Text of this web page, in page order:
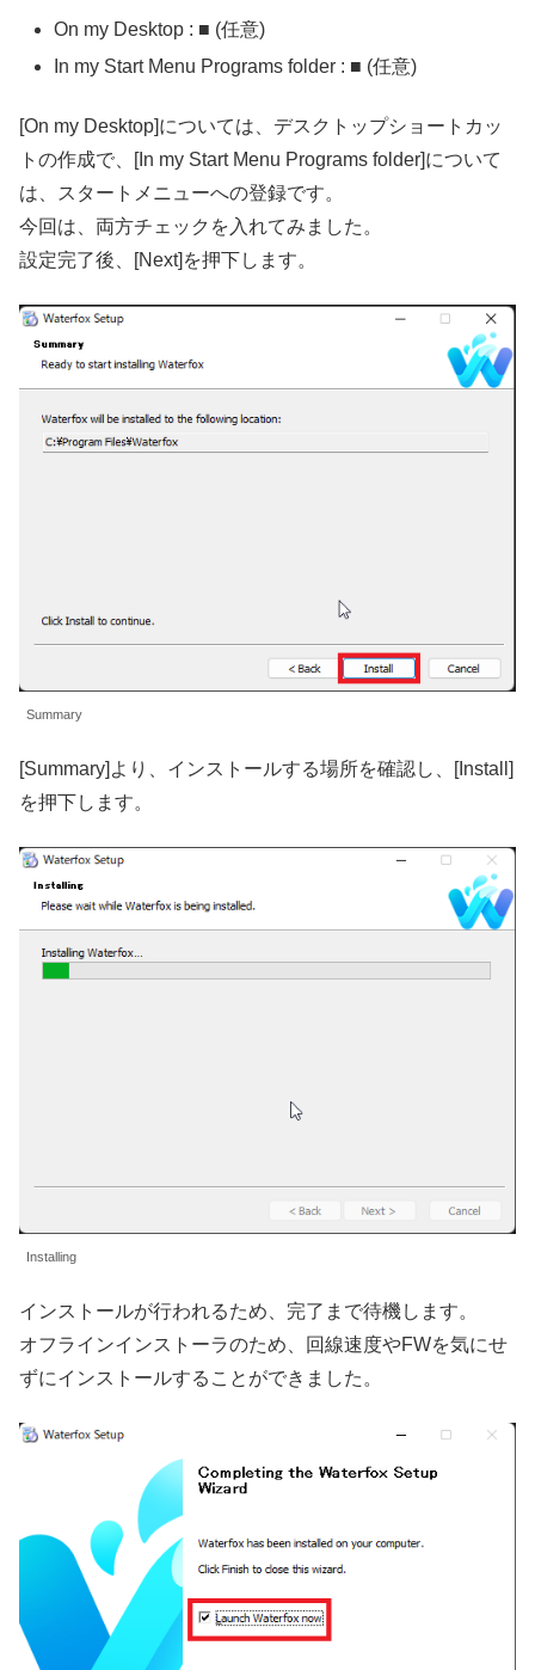
On my Desktop : ■ (任意)
In my Start Menu Programs folder : ■ (任意)
[On my Desktop]については、デスクトップショートカッ
トの作成で、[In my Start Menu Programs folder]について
は、スタートメニューへの登録です。
今回は、両方チェックを入れてみました。
設定完了後、[Next]を押下します。
Summary
[Summary]より、インストールする場所を確認し、[Install]
を押下します。
Installing
インストールが行われるため、完了まで待機します。
オフラインインストーラのため、回線速度やFWを気にせ
ずにインストールすることができました。